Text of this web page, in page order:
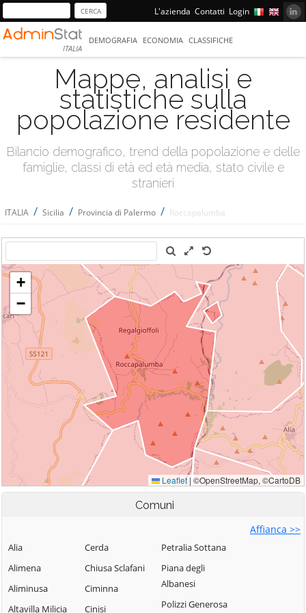
L'azienda Contatti Login
ITALIA
DEMOGRAFIA ECONOMIA CLASSIFICHE
Mappe, analisi e
statistiche sulla
popolazione residente
Bilancio demografico, trend della popolazione e delle
famiglie, classi di età ed età media, stato civile e
stranieri
ITALIA / Sicilia / Provincia di Palermo / Roccapalumba
Comuni
Affianca >>
Alia
Alimena
Aliminusa
Altavilla Milicia
Cerda
Chiusa Sclafani
Ciminna
Cinisi
Petralia Sottana
Piana degli
Albanesi
Polizzi Generosa